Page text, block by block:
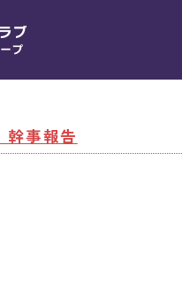
幹事報告